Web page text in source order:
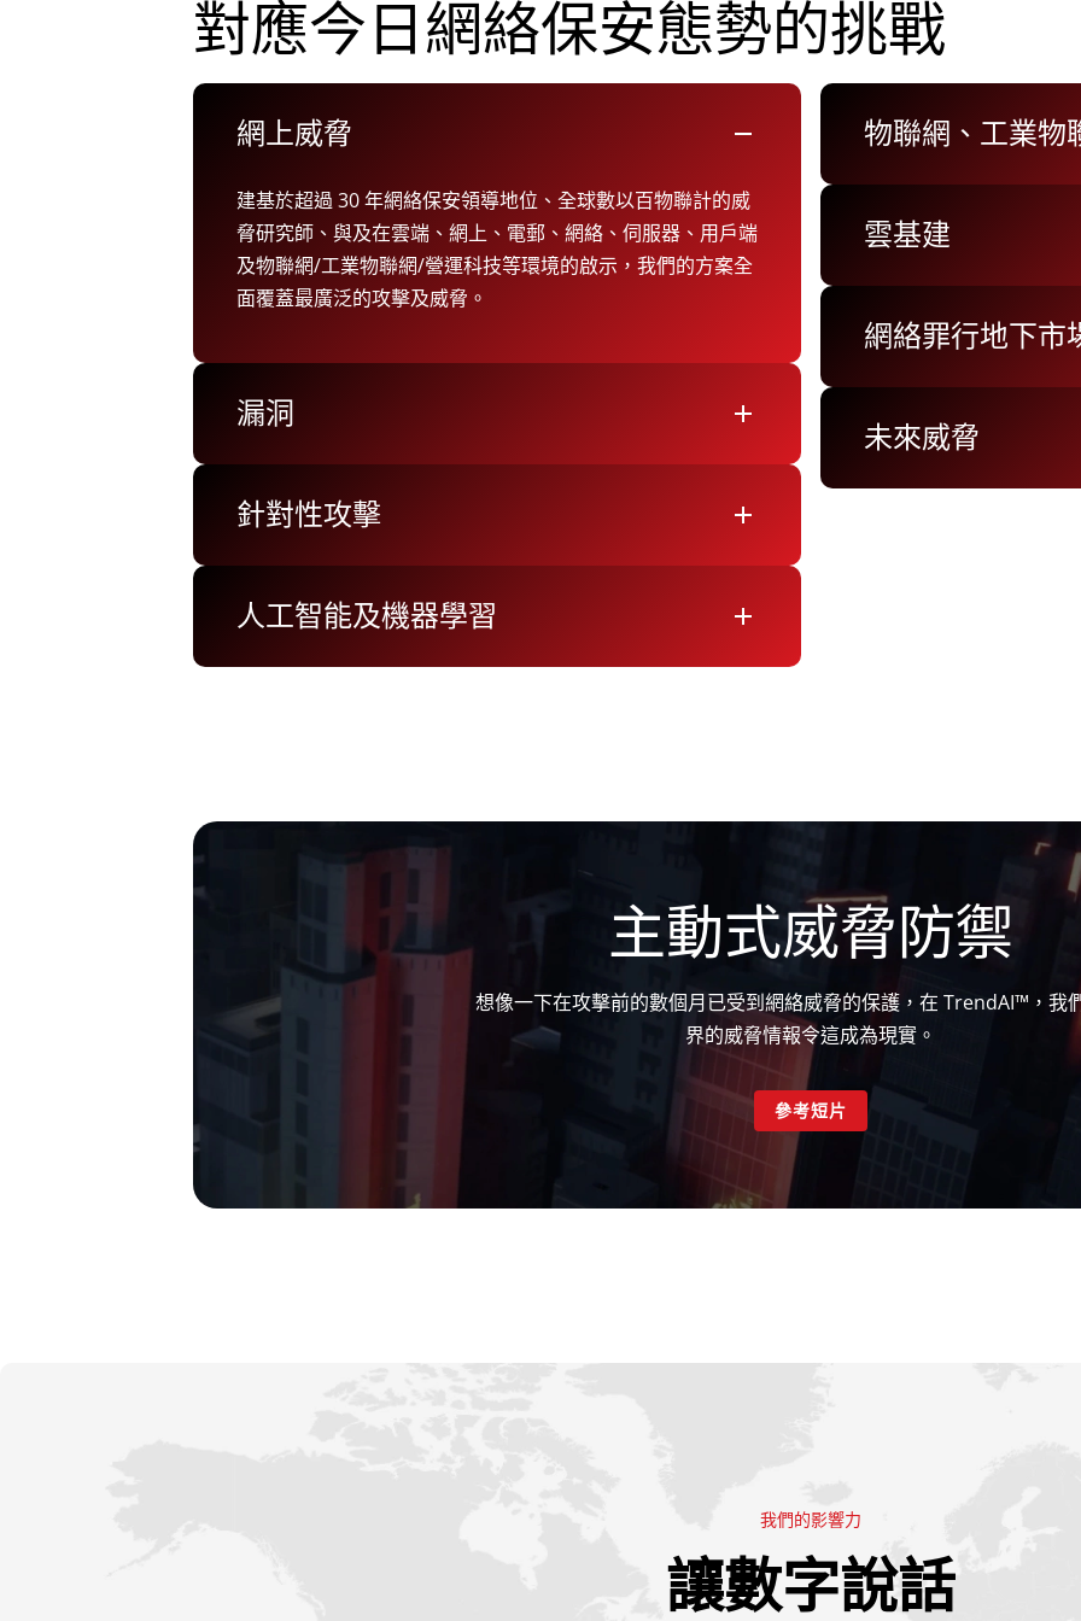
對應今日網絡保安態勢的挑戰
網上威脅 remove
建基於超過 30 年網絡保安領導地位、全球數以百物聯計的威
脅研究師、與及在雲端、網上、電郵、網絡、伺服器、用戶端
及物聯網/工業物聯網/營運科技等環境的啟示，我們的方案全
面覆蓋最廣泛的攻擊及威脅。
漏洞 add
針對性攻擊 add
人工智能及機器學習 add
物聯網、工業物
雲基建
網絡罪行地下市
未來威脅
主動式威脅防禦
想像一下在攻擊前的數個月已受到網絡威脅的保護，在 TrendAI™，我
界的威脅情報令這成為現實。
參考短片
我們的影響力
讓數字說話